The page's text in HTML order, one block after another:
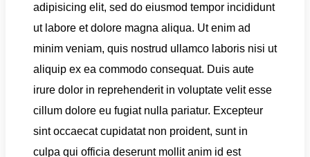
adipisicing elit, sed do eiusmod tempor incididunt
ut labore et dolore magna aliqua. Ut enim ad
minim veniam, quis nostrud ullamco laboris nisi ut
aliquip ex ea commodo consequat. Duis aute
irure dolor in reprehenderit in voluptate velit esse
cillum dolore eu fugiat nulla pariatur. Excepteur
sint occaecat cupidatat non proident, sunt in
culpa qui officia deserunt mollit anim id est